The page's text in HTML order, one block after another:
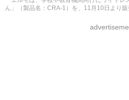
ん」（製品名：CRA-1）を、11月10日より販